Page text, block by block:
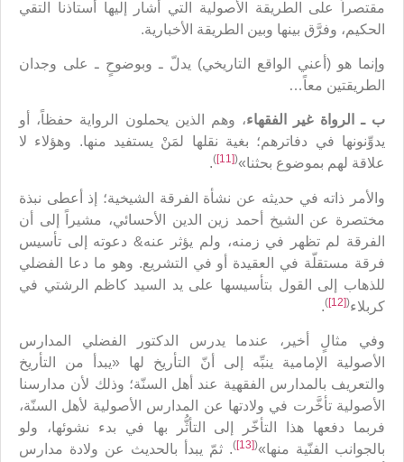
مقتصراً على الطريقة الأصولية التي أشار إليها أستاذنا التقي
الحكيم، وفرَّق بينها وبين الطريقة الأخبارية.
وإنما هو (أعني الواقع التاريخي) يدلّ ـ وبوضوحٍ ـ على وجدان
الطريقتين معاً…
ب ـ الرواة غير الفقهاء، وهم الذين يحملون الرواية حفظاً، أو
يدوِّنونها في دفاترهم؛ بغية نقلها لمَنْ يستفيد منها. وهؤلاء لا
علاقة لهم بموضوع بحثنا»(
[11]
)
.
والأمر ذاته في حديثه عن نشأة الفرقة الشيخية؛ إذ أعطى نبذة
مختصرة عن الشيخ أحمد زين الدين الأحسائي، مشيراً إلى أن
الفرقة لم تظهر في زمنه، ولم يؤثر عنه& دعوته إلى تأسيس
فرقة مستقلّة في العقيدة أو في التشريع. وهو ما دعا الفضلي
للذهاب إلى القول بتأسيسها على يد السيد كاظم الرشتي في
كربلاء(
[12]
)
.
وفي مثالٍ أخير، عندما يدرس الدكتور الفضلي المدارس
الأصولية الإمامية ينبِّه إلى أنّ التأريخ لها «يبدأ من التأريخ
والتعريف بالمدارس الفقهية عند أهل السنّة؛ وذلك لأن مدارسنا
الأصولية تأخَّرت في ولادتها عن المدارس الأصولية لأهل السنّة،
فربما دفعها هذا التأخّر إلى التأثُّر بها في بدء نشوئها، ولو
بالجوانب الفنّية منها»(
[13]
). ثمّ يبدأ بالحديث عن ولادة مدارس